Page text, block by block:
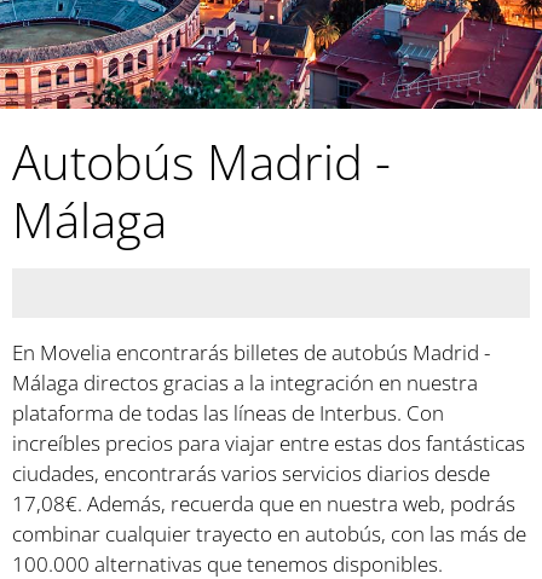
Autobús Madrid -
Málaga
En Movelia encontrarás billetes de autobús Madrid -
Málaga directos gracias a la integración en nuestra
plataforma de todas las líneas de Interbus. Con
increíbles precios para viajar entre estas dos fantásticas
ciudades, encontrarás varios servicios diarios desde
17,08€. Además, recuerda que en nuestra web, podrás
combinar cualquier trayecto en autobús, con las más de
100.000 alternativas que tenemos disponibles.